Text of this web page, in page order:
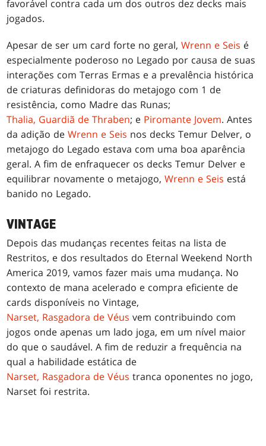
favorável contra cada um dos outros dez decks mais
jogados.
Apesar de ser um card forte no geral,Wrenn e Seis é
especialmente poderoso no Legado por causa de suas
interações com Terras Ermas e a prevalência histórica
de criaturas definidoras do metajogo com 1 de
resistência, como Madre das Runas;
Thalia, Guardiã de Thraben; e Piromante Jovem. Antes
da adição deWrenn e Seis nos decks Temur Delver, o
metajogo do Legado estava com uma boa aparência
geral. A fim de enfraquecer os decks Temur Delver e
equilibrar novamente o metajogo,Wrenn e Seis está
banido no Legado.
VINTAGE
Depois das mudanças recentes feitas na lista de
Restritos, e dos resultados do Eternal Weekend North
America 2019, vamos fazer mais uma mudança. No
contexto de mana acelerado e compra eficiente de
cards disponíveis no Vintage,
Narset, Rasgadora de Véus vem contribuindo com
jogos onde apenas um lado joga, em um nível maior
do que o saudável. A fim de reduzir a frequência na
qual a habilidade estática de
Narset, Rasgadora de Véus tranca oponentes no jogo,
Narset foi restrita.